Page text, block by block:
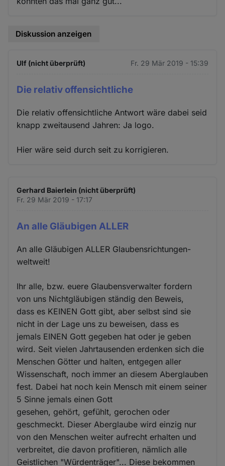
Diskussion anzeigen
Ulf (nicht überprüft) Fr. 29 Mär 2019 - 15:39
Die relativ offensichtliche
Die relativ offensichtliche Antwort wäre dabei seid
knapp zweitausend Jahren: Ja logo.
Hier wäre seid durch seit zu korrigieren.
Gerhard Baierlein (nicht überprüft)
Fr. 29 Mär 2019 - 17:17
An alle Gläubigen ALLER
An alle Gläubigen ALLER Glaubensrichtungen-
weltweit!
Ihr alle, bzw. euere Glaubensverwalter fordern
von uns Nichtgläubigen ständig den Beweis,
dass es KEINEN Gott gibt, aber selbst sind sie
nicht in der Lage uns zu beweisen, dass es
jemals EINEN Gott gegeben hat oder je geben
wird. Seit vielen Jahrtausenden erdenken sich die
Menschen Götter und halten, entgegen aller
Wissenschaft, noch immer an diesem Aberglauben
fest. Dabei hat noch kein Mensch mit einem seiner
5 Sinne jemals einen Gott
gesehen, gehört, gefühlt, gerochen oder
geschmeckt. Dieser Aberglaube wird einzig nur
von den Menschen weiter aufrecht erhalten und
verbreitet, die davon profitieren, nämlich alle
Geistlichen "Würdenträger"... Diese bekommen